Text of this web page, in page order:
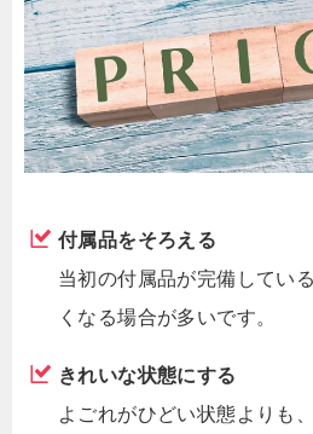
付属品をそろえる
当初の付属品が完備してい
くなる場合が多いです。
きれいな状態にする
よごれがひどい状態よりも